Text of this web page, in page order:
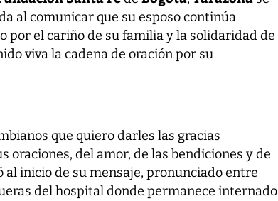
al comunicar que su esposo continúa
por el cariño de su familia y la solidaridad de
viva la cadena de oración por su
que quiero darles las gracias
oraciones, del amor, de las bendiciones y de
al inicio de su mensaje, pronunciado entre
del hospital donde permanece internado